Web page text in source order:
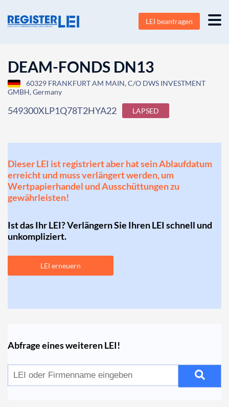
LEI beantragen
DEAM-FONDS DN13
60329 FRANKFURT AM MAIN, C/O DWS INVESTMENT
GMBH, Germany
549300XLP1Q78T2HYA22 LAPSED
Dieser LEI ist registriert aber hat sein Ablaufdatum
erreicht und muss verlängert werden, um
Wertpapierhandel und Ausschüttungen zu
gewährleisten!
Ist das Ihr LEI? Verlängern Sie Ihren LEI schnell und
unkompliziert.
LEI erneuern
Abfrage eines weiteren LEI!